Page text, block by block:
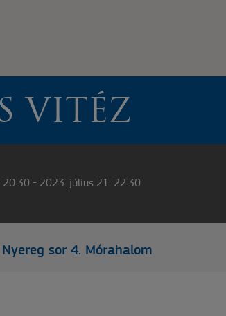
VITÉZ
20:30 - 2023. július 21. 22:30
sor 4. Mórahalom